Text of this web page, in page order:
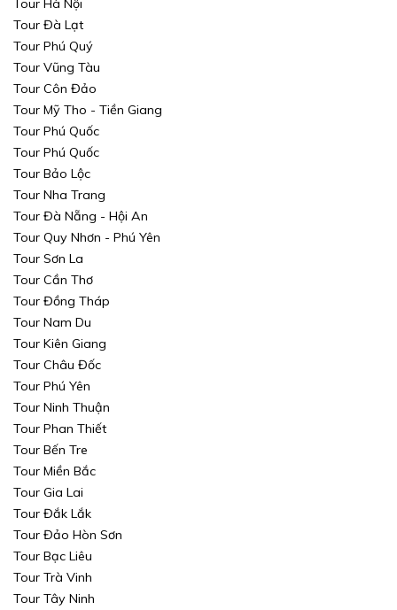
Xin mời Quý khách chọn thông tin cần tìm kiếm
Chọn nơi đi
Xin mời Quý khách chọn thông tin cần tìm kiếm
Chọn nơi đi
Xin mời Quý khách chọn thông tin cần tìm kiếm
Xin mời Quý khách chọn thông tin cần tìm kiếm
Chọn khu vực
Chọn loại
Khoảng giá
Tour Hà Nội
Tour Đà Lạt
Tour Phú Quý
Tour Vũng Tàu
Tour Côn Đảo
Tour Mỹ Tho - Tiền Giang
Tour Phú Quốc
Tour Phú Quốc
Tour Bảo Lộc
Tour Nha Trang
Tour Đà Nẵng - Hội An
Tour Quy Nhơn - Phú Yên
Tour Sơn La
Tour Cần Thơ
Tour Đồng Tháp
Tour Nam Du
Tour Kiên Giang
Tour Châu Đốc
Tour Phú Yên
Tour Ninh Thuận
Tour Phan Thiết
Tour Bến Tre
Tour Miền Bắc
Tour Gia Lai
Tour Đắk Lắk
Tour Đảo Hòn Sơn
Tour Bạc Liêu
Tour Trà Vinh
Tour Tây Ninh